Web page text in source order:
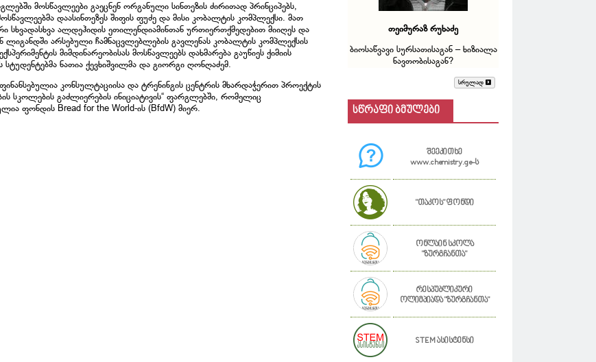
მოსწავლეები გაეცნენ ორგანული სინთეზის ძირითად პრინციპებს,
დაასინთეზეს შიფის ფუძე და მისი კობალტის კომპლექსი. მათ
სხვადასხვა ალდეჰიდის ეთილენდიამინთან ურთიერთქმედებით მიიღეს და
ლიგანდში არსებული ჩამნაცვლებლების გავლენას კობალტის კომპლექსის
მიმდინარეობისას მოსწავლეებს დახმარება გაუწიეს ქიმიის
ნათია ქევხიშვილმა და გიორგი ღონღაძემ.
კონსულტაციისა და ტრენინგის ცენტრის მხარდაჭერით პროექტის
სკოლების გაძლიერების ინიციატივის“ ფარგლებში, რომელიც
ფონდის Bread for the World-ის (BfdW) მიერ.
თეიმურაზ რუხაძე
ბიოსაწვავი სურსათისაგან – ხიზიალა
ნავთობისაგან?
სრულად
სწრაფი ბმულები
შეეკითხე
www.chemistry.ge-ს
"თაკოს" ფონდი
ონლაინ სკოლა
"ზურგჩანთა"
რესპუბლიკური
ოლიმპიადა "ზურგჩანთა"
STEM ასისტენსი